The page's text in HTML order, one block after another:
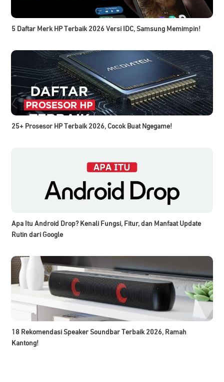
5 Daftar Merk HP Terbaik 2026 Versi IDC, Samsung Memimpin!
25+ Prosesor HP Terbaik 2026, Cocok Buat Ngegame!
Apa Itu Android Drop? Kenali Fungsi, Fitur, dan Manfaat Update
Rutin dari Google
18 Rekomendasi Speaker Soundbar Terbaik 2026, Ramah
Kantong!